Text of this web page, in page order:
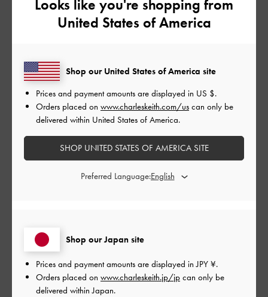
ご利用者様
おしゃれで使いやすい財布だと
思う。カ－ドもいっぱい入れる
ことが最高だ。
ことが最高だ。
サイズ: その他（シューズ以外）
デザイン
2026-06-02
Looks like you're shopping from
United States of America
Shop our Japan site
Prices and payment amounts are displayed inJPY ¥.
Orders placed on www.charleskeith.jp/jp can only be
delivered within Japan.
Shop our United States of America site
Prices and payment amounts are displayed in US $.
Orders placed on www.charleskeith.com/us can only be
delivered within United States of America.
SHOP UNITED STATES OF AMERICA SITE
Preferred Language: